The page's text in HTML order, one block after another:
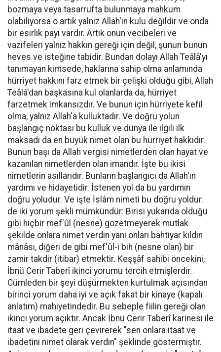
bozmaya veya tasarrufta bulunmaya mahkum
olabiliyorsa o artık yalnız Allah'ın kulu değildir ve onda
bir esirlik payı vardır. Artık onun vecibeleri ve
vazifeleri yalnız hakkın gereği için değil, şunun bunun
heves ve isteğine tabidir. Bundan dolayı Allah Teâlâ'yı
tanımayan kimsede, haklarına sahip olma anlamında
hürriyet hakkını farz etmek bir çelişki olduğu gibi, Allah
Teâlâ'dan başkasına kul olanlarda da, hürriyet
farzetmek imkansızdır. Ve bunun için hürriyete kefil
olma, yalnız Allah'a kulluktadır. Ve doğru yolun
başlangıç noktası bu kulluk ve dünya ile ilgili ilk
maksadı da en büyük nimet olan bu hürriyet hakkıdır.
Bunun başı da Allah vergisi nimetlerden olan hayat ve
kazanılan nimetlerden olan imandır. İşte bu ikisi
nimetlerin asıllarıdır. Bunların başlangıcı da Allah'ın
yardımı ve hidayetidir. İstenen yol da bu yardımın
doğru yoludur. Ve işte İslâm nimeti bu doğru yoldur.
de iki yorum şekli mümkündür: Birisi yukarıda olduğu
gibi hiçbir mef'ûl (nesne) gözetmeyerek mutlak
şekilde onlara nimet verdin yani onları bahtiyar kıldın
mânâsı, diğeri de gibi mef'ûl-i bih (nesne olan) bir
zamir takdir (itibar) etmektir. Keşşâf sahibi öncekini,
İbnü Cerir Taberî ikinci yorumu tercih etmişlerdir.
Cümleden bir şeyi düşürmekten kurtulmak açısından
birinci yorum daha iyi ve açık fakat bir kinaye (kapalı
anlatım) mahiyetindedir. Bu sebeple fiilin gereği olan
ikinci yorum açıktır. Ancak İbnü Cerir Taberî karinesi ile
itaat ve ibadete geri çevirerek "sen onlara itaat ve
ibadetini nimet olarak verdin" şeklinde göstermiştir.